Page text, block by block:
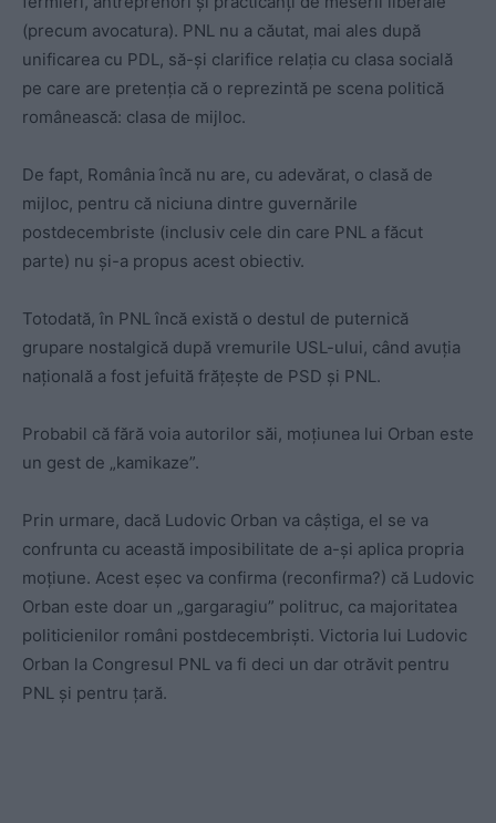
(precum avocatura). PNL nu a căutat, mai ales după
unificarea cu PDL, să-și clarifice relația cu clasa socială
pe care are pretenția că o reprezintă pe scena politică
românească: clasa de mijloc.
De fapt, România încă nu are, cu adevărat, o clasă de
mijloc, pentru că niciuna dintre guvernările
postdecembriste (inclusiv cele din care PNL a făcut
parte) nu și-a propus acest obiectiv.
Totodată, în PNL încă există o destul de puternică
grupare nostalgică după vremurile USL-ului, când avuția
națională a fost jefuită frățește de PSD și PNL.
Probabil că fără voia autorilor săi, moțiunea lui Orban este
un gest de „kamikaze”.
Prin urmare, dacă Ludovic Orban va câștiga, el se va
confrunta cu această imposibilitate de a-și aplica propria
moțiune. Acest eșec va confirma (reconfirma?) că Ludovic
Orban este doar un „gargaragiu” politruc, ca majoritatea
politicienilor români postdecembriști. Victoria lui Ludovic
Orban la Congresul PNL va fi deci un dar otrăvit pentru
PNL și pentru țară.